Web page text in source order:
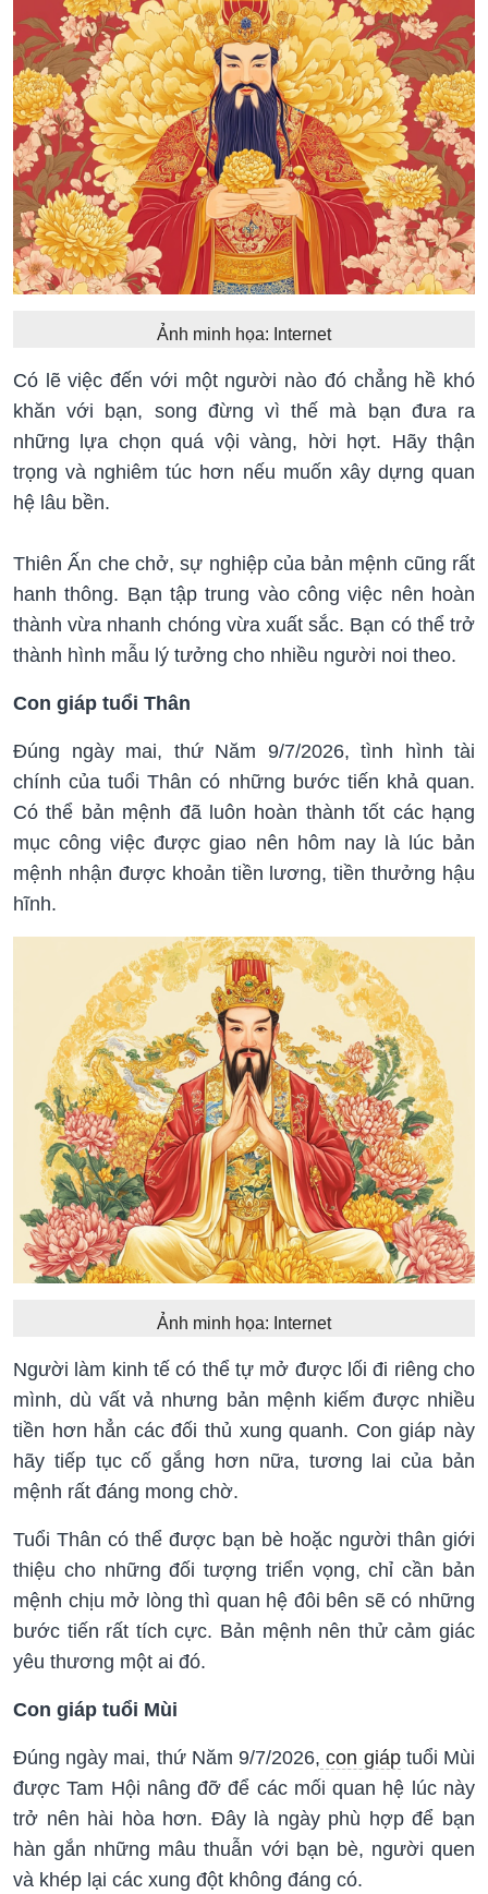
Ảnh minh họa: Internet
Có lẽ việc đến với một người nào đó chẳng hề khó
khăn với bạn, song đừng vì thế mà bạn đưa ra
những lựa chọn quá vội vàng, hời hợt. Hãy thận
trọng và nghiêm túc hơn nếu muốn xây dựng quan
hệ lâu bền.
Thiên Ấn che chở, sự nghiệp của bản mệnh cũng rất
hanh thông. Bạn tập trung vào công việc nên hoàn
thành vừa nhanh chóng vừa xuất sắc. Bạn có thể trở
thành hình mẫu lý tưởng cho nhiều người noi theo.
Con giáp tuổi Thân
Đúng ngày mai, thứ Năm 9/7/2026, tình hình tài
chính của tuổi Thân có những bước tiến khả quan.
Có thể bản mệnh đã luôn hoàn thành tốt các hạng
mục công việc được giao nên hôm nay là lúc bản
mệnh nhận được khoản tiền lương, tiền thưởng hậu
hĩnh.
Ảnh minh họa: Internet
Người làm kinh tế có thể tự mở được lối đi riêng cho
mình, dù vất vả nhưng bản mệnh kiếm được nhiều
tiền hơn hẳn các đối thủ xung quanh. Con giáp này
hãy tiếp tục cố gắng hơn nữa, tương lai của bản
mệnh rất đáng mong chờ.
Tuổi Thân có thể được bạn bè hoặc người thân giới
thiệu cho những đối tượng triển vọng, chỉ cần bản
mệnh chịu mở lòng thì quan hệ đôi bên sẽ có những
bước tiến rất tích cực. Bản mệnh nên thử cảm giác
yêu thương một ai đó.
Con giáp tuổi Mùi
Đúng ngày mai, thứ Năm 9/7/2026, con giáptuổi Mùi
được Tam Hội nâng đỡ để các mối quan hệ lúc này
trở nên hài hòa hơn. Đây là ngày phù hợp để bạn
hàn gắn những mâu thuẫn với bạn bè, người quen
và khép lại các xung đột không đáng có.